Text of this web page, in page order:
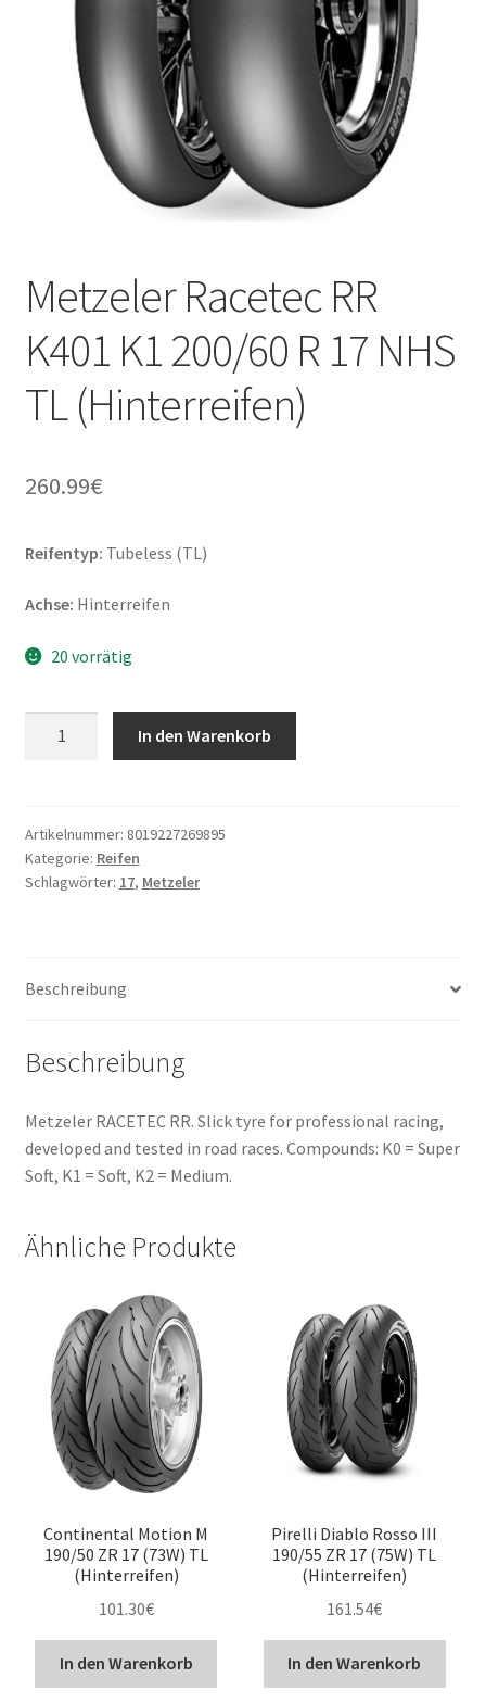
Metzeler Racetec RR
K401 K1 200/60 R 17 NHS
TL (Hinterreifen)
260.99€
Reifentyp: Tubeless (TL)
Achse: Hinterreifen
20 vorrätig
K1
200/60
R
(Hinterreifen)
In den Warenkorb
Artikelnummer: 8019227269895
Kategorie: Reifen
Schlagwörter: 17, Metzeler
Beschreibung
Beschreibung
Metzeler RACETEC RR. Slick tyre for professional racing,
developed and tested in road races. Compounds: K0 = Super
Soft, K1 = Soft, K2 = Medium.
Ähnliche Produkte
Continental Motion M
190/50 ZR 17 (73W) TL
(Hinterreifen)
101.30€
In den Warenkorb
Pirelli Diablo Rosso III
190/55 ZR 17 (75W) TL
(Hinterreifen)
161.54€
In den Warenkorb